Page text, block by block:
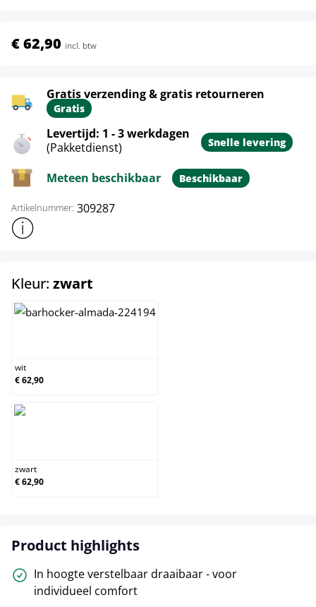
€ 62,90 incl. btw
Gratis verzending & gratis retourneren
Gratis
Levertijd: 1 - 3 werkdagen
(Pakketdienst)
Snelle levering
Meteen beschikbaar Beschikbaar
Artikelnummer: 309287
Toon meer productinformatie
Kleur: zwart
wit
€ 62,90
zwart
€ 62,90
Product highlights
In hoogte verstelbaar draaibaar - voor
individueel comfort